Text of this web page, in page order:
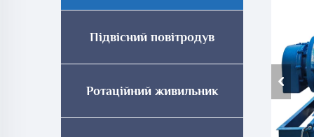
Підвісний повітродув
Ротаційний живильник